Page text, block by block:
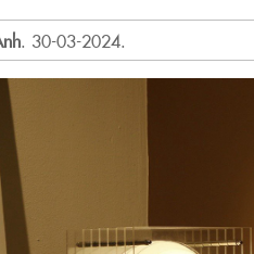
. 30-03-2024.